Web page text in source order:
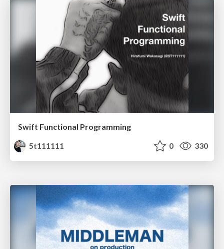
Swift Functional Programming
5t111111
0 330